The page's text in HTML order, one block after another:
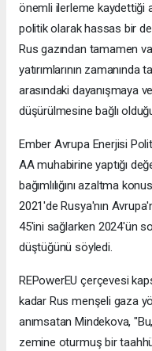
önemli ilerleme kaydettiği
politik olarak hassas bir
Rus gazından tamamen
yatırımlarının
arasındaki dayanışmaya
düşürülmesine bağlı
Ember Avrupa Enerjisi
AA muhabirine yaptığı
bağımlılığını azaltma
2021'de Rusya'nın
45'ini sağlarken 2024'ün
düştüğünü söyledi.
REPowerEU çerçevesi
kadar Rus menşeli gaza
anımsatan Mindekova,
zemine oturmuş bir